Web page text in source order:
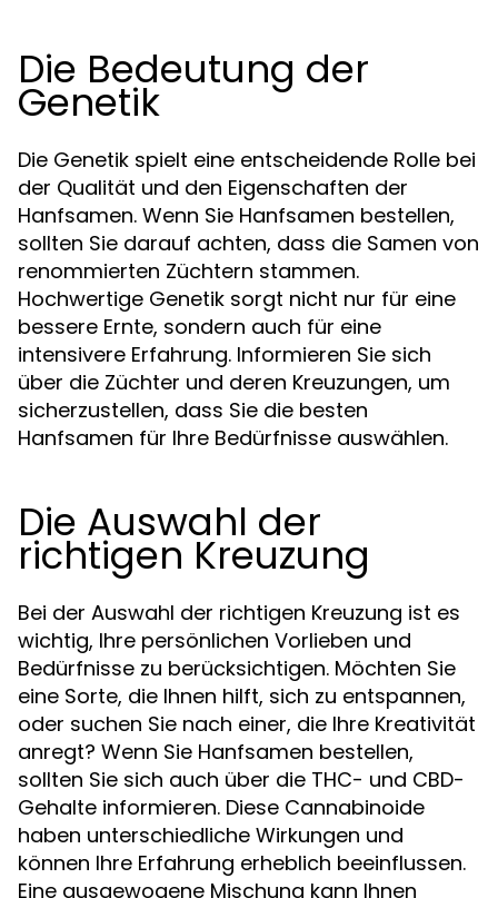
Die Bedeutung der
Genetik
Die Genetik spielt eine entscheidende Rolle bei
der Qualität und den Eigenschaften der
Hanfsamen. Wenn Sie Hanfsamen bestellen,
sollten Sie darauf achten, dass die Samen von
renommierten Züchtern stammen.
Hochwertige Genetik sorgt nicht nur für eine
bessere Ernte, sondern auch für eine
intensivere Erfahrung. Informieren Sie sich
über die Züchter und deren Kreuzungen, um
sicherzustellen, dass Sie die besten
Hanfsamen für Ihre Bedürfnisse auswählen.
Die Auswahl der
richtigen Kreuzung
Bei der Auswahl der richtigen Kreuzung ist es
wichtig, Ihre persönlichen Vorlieben und
Bedürfnisse zu berücksichtigen. Möchten Sie
eine Sorte, die Ihnen hilft, sich zu entspannen,
oder suchen Sie nach einer, die Ihre Kreativität
anregt? Wenn Sie Hanfsamen bestellen,
sollten Sie sich auch über die THC- und CBD-
Gehalte informieren. Diese Cannabinoide
haben unterschiedliche Wirkungen und
können Ihre Erfahrung erheblich beeinflussen.
Eine ausgewogene Mischung kann Ihnen